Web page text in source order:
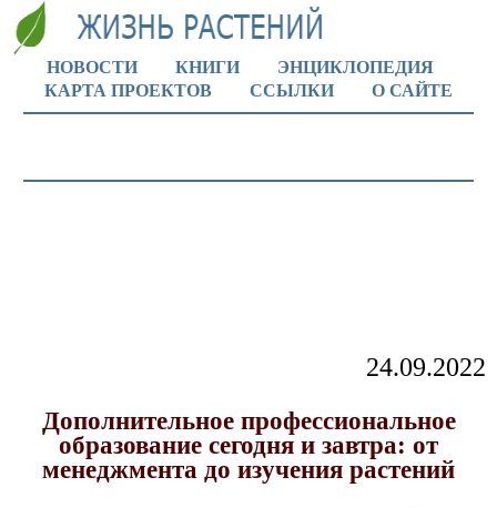
НОВОСТИ КНИГИ
ЭНЦИКЛОПЕДИЯ
КАРТА ПРОЕКТОВ
ССЫЛКИ О САЙТЕ
24.09.2022
Дополнительное профессиональное
образование сегодня и завтра: от
менеджмента до изучения растений